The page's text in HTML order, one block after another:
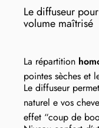
Le diffuseur
volume maîtrisé
La répartition
pointes sèches et
Le diffuseur
naturel e vos
effet “coup de